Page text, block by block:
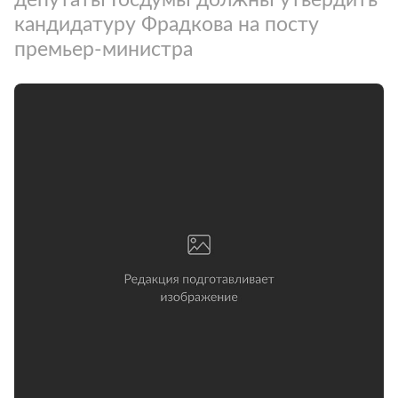
кандидатуру Фрадкова на посту
премьер-министра